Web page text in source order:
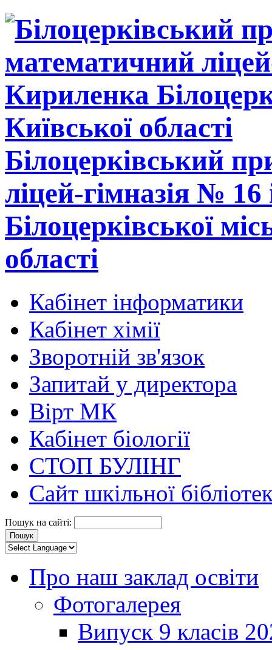
Білоцерківський
ліцей-гімназія №
Білоцерківської
області
Кабінет інформатики
Кабінет хімії
Зворотній зв'язок
Запитай у директора
Вірт МК
Кабінет біології
СТОП БУЛІНГ
Сайт шкільної
Пошук на сайті:
Про наш заклад освіти
Фотогалерея
Випуск 9 класів